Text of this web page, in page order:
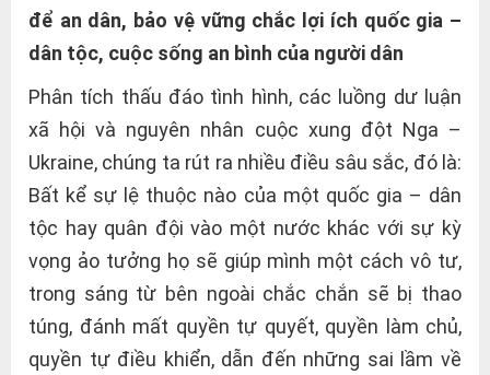
để an dân, bảo vệ vững chắc lợi ích quốc gia –
dân tộc, cuộc sống an bình của người dân
Phân tích thấu đáo tình hình, các luồng dư luận
xã hội và nguyên nhân cuộc xung đột Nga –
Ukraine, chúng ta rút ra nhiều điều sâu sắc, đó là:
Bất kể sự lệ thuộc nào của một quốc gia – dân
tộc hay quân đội vào một nước khác với sự kỳ
vọng ảo tưởng họ sẽ giúp mình một cách vô tư,
trong sáng từ bên ngoài chắc chắn sẽ bị thao
túng, đánh mất quyền tự quyết, quyền làm chủ,
quyền tự điều khiển, dẫn đến những sai lầm về